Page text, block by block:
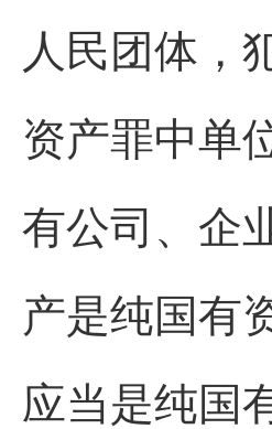
人民团体，
资产罪中单
有公司、企
产是纯国有
应当是纯国